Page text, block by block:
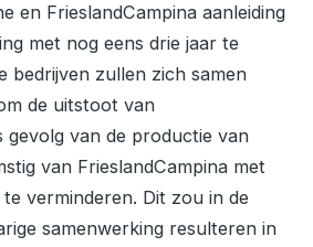
en FrieslandCampina aanleiding
met nog eens drie jaar te
bedrijven zullen zich samen
de uitstoot van
gevolg van de productie van
van FrieslandCampina met
verminderen. Dit zou in de
samenwerking resulteren in